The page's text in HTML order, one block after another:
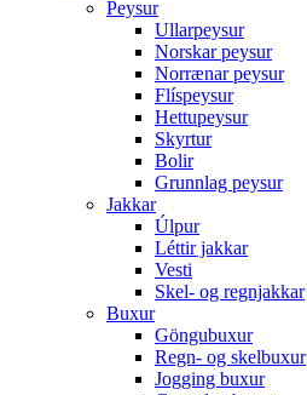
Peysur
Ullarpeysur
Norskar peysur
Norrænar peysur
Flíspeysur
Hettupeysur
Skyrtur
Bolir
Grunnlag peysur
Jakkar
Úlpur
Léttir jakkar
Vesti
Skel- og regnjakkar
Buxur
Göngubuxur
Regn- og skelbuxur
Jogging buxur